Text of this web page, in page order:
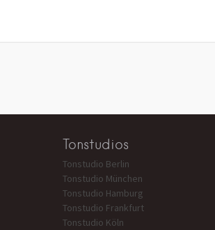
Tonstudios
Tonstudio Berlin
Tonstudio München
Tonstudio Hamburg
Tonstudio Frankfurt
Tonstudio Köln